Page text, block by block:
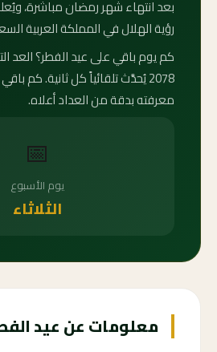
بعد انتهاء شهر رمضان مباشرة،
رؤية الهلال في المملكة العربية
كم يوم باقي على عيد الفطر؟ العد
2078 يُحدَّث تلقائياً كل ثانية. كم
معرفته بدقة من العداد أعلاه.
📅
يوم الأسبوع
الثلاثاء
معلومات عن عيد الفطر